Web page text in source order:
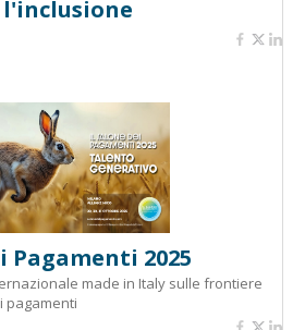
l'inclusione
Pagamenti 2025
made in Italy sulle frontiere
pagamenti